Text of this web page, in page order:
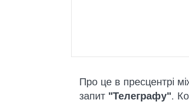
Про це в пресцентрі
запит "Телеграфу".